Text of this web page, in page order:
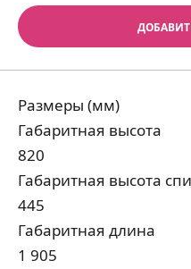
Размеры (мм)
Габаритная высота
820
Габаритная высота
445
Габаритная длина
1 905